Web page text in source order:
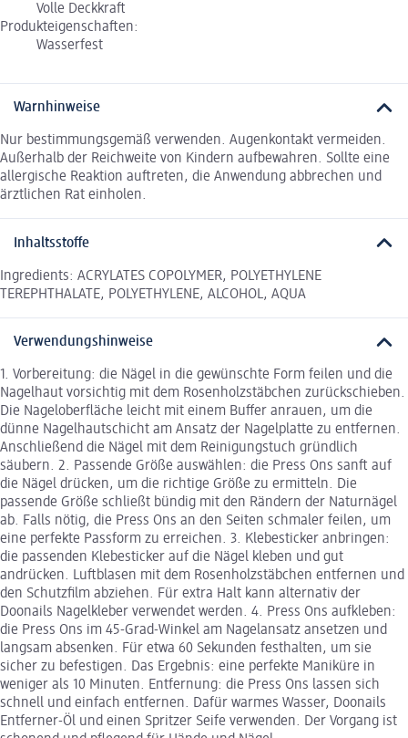
Volle Deckkraft
Produkteigenschaften:
Wasserfest
Warnhinweise
Nur bestimmungsgemäß verwenden. Augenkontakt vermeiden.
Außerhalb der Reichweite von Kindern aufbewahren. Sollte eine
allergische Reaktion auftreten, die Anwendung abbrechen und
ärztlichen Rat einholen.
Inhaltsstoffe
Ingredients: ACRYLATES COPOLYMER, POLYETHYLENE
TEREPHTHALATE, POLYETHYLENE, ALCOHOL, AQUA
Verwendungshinweise
1. Vorbereitung: die Nägel in die gewünschte Form feilen und die
Nagelhaut vorsichtig mit dem Rosenholzstäbchen zurückschieben.
Die Nageloberfläche leicht mit einem Buffer anrauen, um die
dünne Nagelhautschicht am Ansatz der Nagelplatte zu entfernen.
Anschließend die Nägel mit dem Reinigungstuch gründlich
säubern. 2. Passende Größe auswählen: die Press Ons sanft auf
die Nägel drücken, um die richtige Größe zu ermitteln. Die
passende Größe schließt bündig mit den Rändern der Naturnägel
ab. Falls nötig, die Press Ons an den Seiten schmaler feilen, um
eine perfekte Passform zu erreichen. 3. Klebesticker anbringen:
die passenden Klebesticker auf die Nägel kleben und gut
andrücken. Luftblasen mit dem Rosenholzstäbchen entfernen und
den Schutzfilm abziehen. Für extra Halt kann alternativ der
Doonails Nagelkleber verwendet werden. 4. Press Ons aufkleben:
die Press Ons im 45-Grad-Winkel am Nagelansatz ansetzen und
langsam absenken. Für etwa 60 Sekunden festhalten, um sie
sicher zu befestigen. Das Ergebnis: eine perfekte Maniküre in
weniger als 10 Minuten. Entfernung: die Press Ons lassen sich
schnell und einfach entfernen. Dafür warmes Wasser, Doonails
Entferner-Öl und einen Spritzer Seife verwenden. Der Vorgang ist